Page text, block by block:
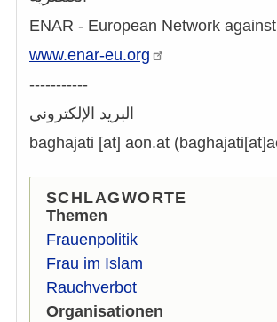
ENAR - European Network
www.enar-eu.org
-----------
baghajati [at] aon.at
SCHLAGWORTE
Themen
Frauenpolitik
Frau im Islam
Rauchverbot
Organisationen